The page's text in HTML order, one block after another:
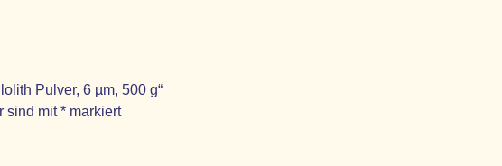
Pulver, 6 µm, 500 g“
sind mit* markiert